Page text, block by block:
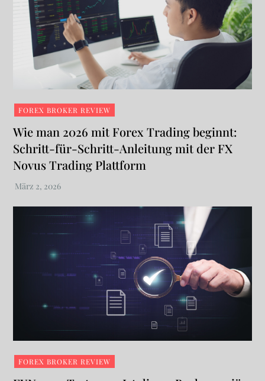
FOREX BROKER REVIEW
Wie man 2026 mit Forex Trading beginnt:
Schritt-für-Schritt-Anleitung mit der FX
Novus Trading Plattform
FOREX BROKER REVIEW